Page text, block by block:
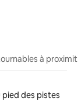
à
pied des pistes